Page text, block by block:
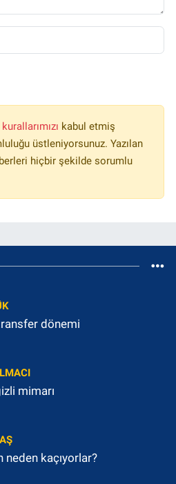
kabul etmiş
üstleniyorsunuz. Yazılan
hiçbir şekilde sorumlu
dönemi
mimarı
neden kaçıyorlar?